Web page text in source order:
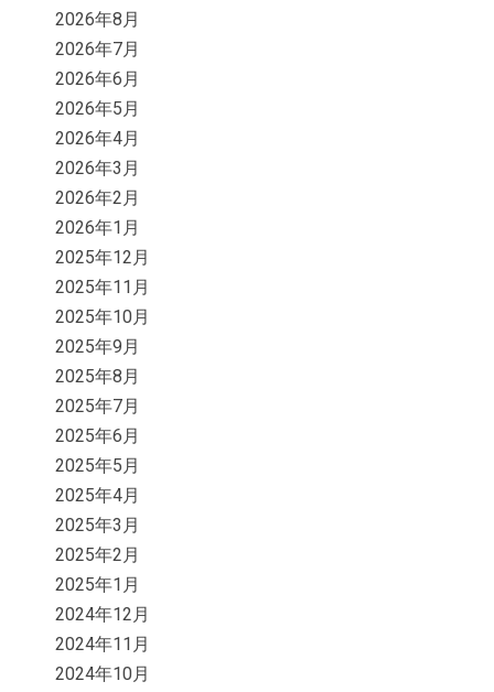
2026年8月
2026年7月
2026年6月
2026年5月
2026年4月
2026年3月
2026年2月
2026年1月
2025年12月
2025年11月
2025年10月
2025年9月
2025年8月
2025年7月
2025年6月
2025年5月
2025年4月
2025年3月
2025年2月
2025年1月
2024年12月
2024年11月
2024年10月